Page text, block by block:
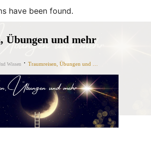
have been found.
Übungen und mehr
Wissen